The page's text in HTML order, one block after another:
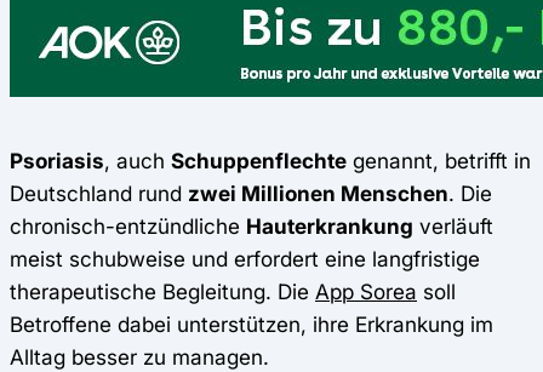
Psoriasis, auch Schuppenflechte genannt, betrifft in
Deutschland rund zwei Millionen Menschen. Die
chronisch-entzündliche Hauterkrankung verläuft
meist schubweise und erfordert eine langfristige
therapeutische Begleitung. Die App Sorea soll
Betroffene dabei unterstützen, ihre Erkrankung im
Alltag besser zu managen.